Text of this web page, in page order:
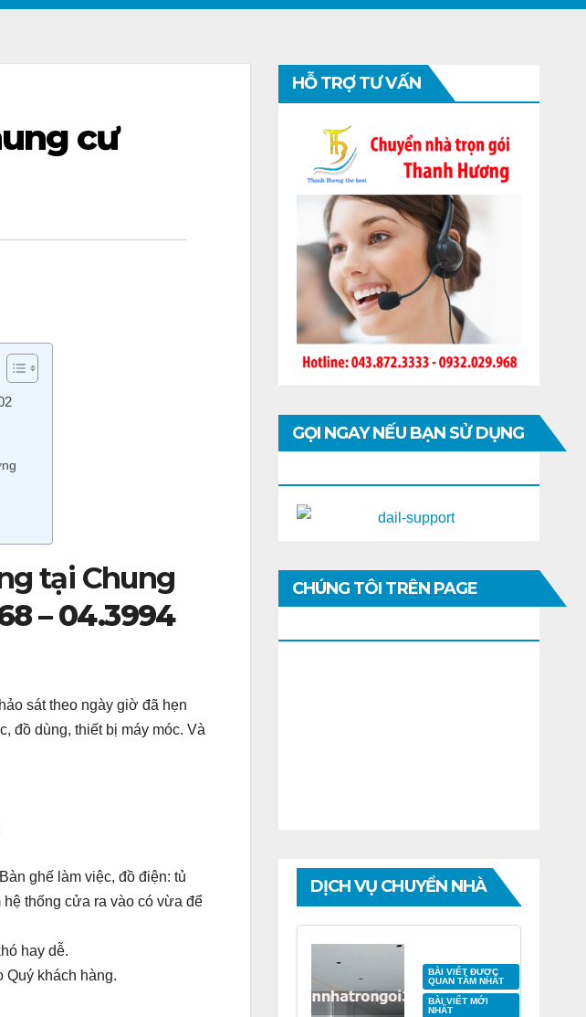
cư
tại Chung
– 04.3994
sát theo ngày giờ đã hẹn
đồ dùng, thiết bị máy móc. Và
ghế làm việc, đồ điện: tủ
thống cửa ra vào có vừa để
hay dễ.
Quý khách hàng.
HỖ TRỢ TƯ VẤN
GỌI NGAY NẾU BẠN SỬ DỤNG
CHÚNG TÔI TRÊN PAGE
DỊCH VỤ CHUYỂN NHÀ
BÀI VIẾT ĐƯỢC
QUAN TÂM NHẤT
BÀI VIẾT MỚI
NHẤT